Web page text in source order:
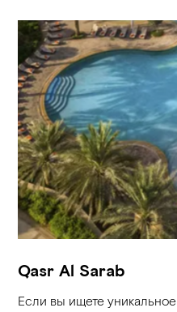
Qasr Al Sarab
Если вы ищете